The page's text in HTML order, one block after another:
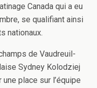
Canada qui a eu
se qualifiant ainsi
nationaux.
de Vaudreuil-
Sydney Kolodziej
place sur l’équipe